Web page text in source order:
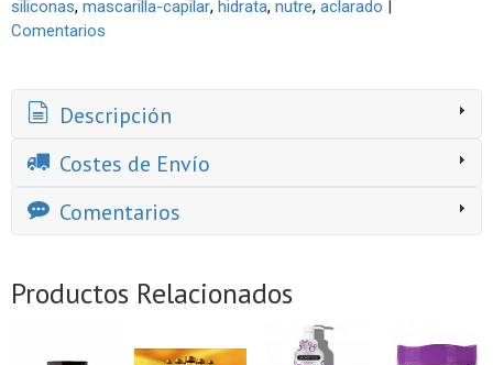
siliconas mascarilla-capilar hidrata nutre aclarado |
Comentarios
Descripción
Costes de Envío
Comentarios
Productos Relacionados